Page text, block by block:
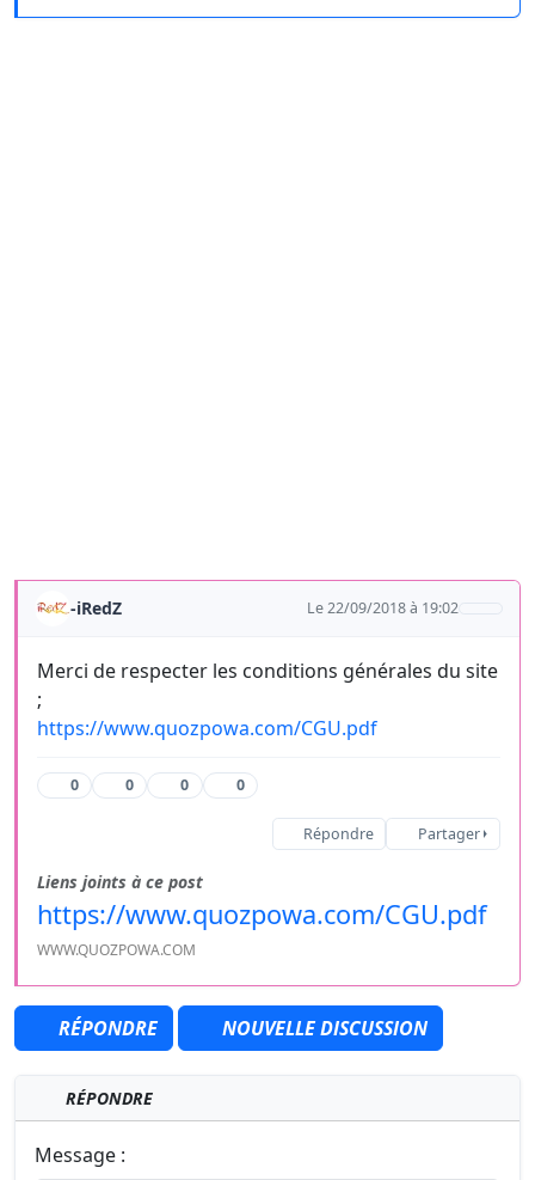
-iRedZ Le 22/09/2018 à 19:02
Merci de respecter les conditions générales du site
;
https://www.quozpowa.com/CGU.pdf
0 0 0 0
Répondre Partager
Liens joints à ce post
https://www.quozpowa.com/CGU.pdf
WWW.QUOZPOWA.COM
RÉPONDRE NOUVELLE DISCUSSION
RÉPONDRE
Message :